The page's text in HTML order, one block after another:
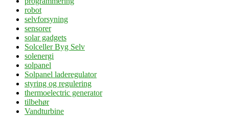
robot
selvforsyning
sensorer
solar gadgets
Solceller Byg Selv
solenergi
solpanel
Solpanel laderegulator
styring og regulering
thermoelectric generator
tilbehør
Vandturbine